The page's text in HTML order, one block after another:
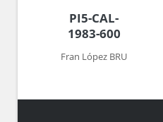
PI5-CAL-
1983-600
Fran López BRU